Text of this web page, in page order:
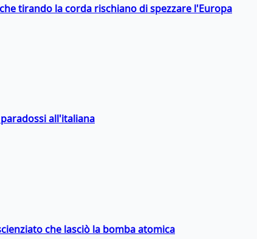
tirando la corda rischiano di spezzare l'Europa
all'italiana
che lasciò la bomba atomica